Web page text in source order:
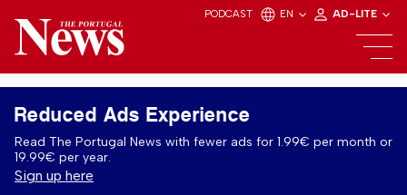
PODCAST EN AD-LITE
Reduced Ads Experience
Read The Portugal News with fewer ads for 1.99€ per month or
19.99€ per year.
Sign up here